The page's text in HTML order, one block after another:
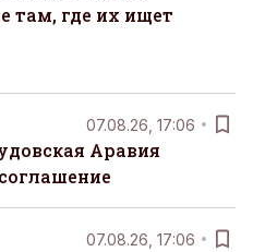
там, где их ищет
07.08.26, 17:06
Аравия
07.08.26, 17:06